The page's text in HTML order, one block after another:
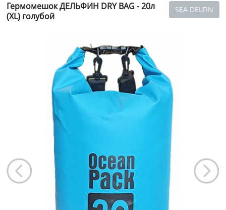
SEA DELFIN
Гермомешок ДЕЛЬФИН DRY BAG - 20л
(XL) голубой